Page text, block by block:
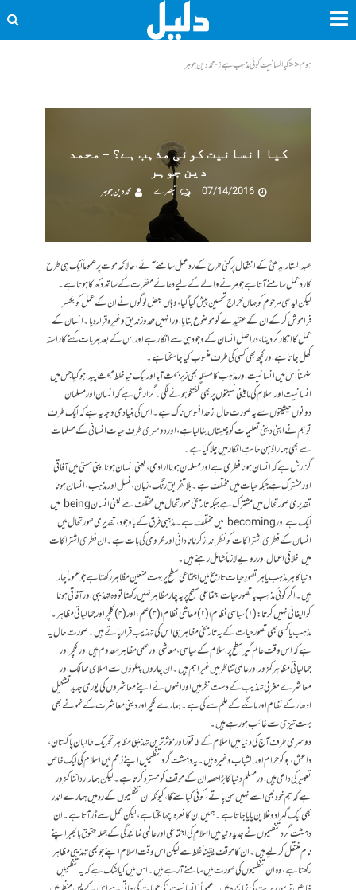
ہوم<<کیا انسانیت کوئی مذہب ہے؟ - محمد دین جوہر
کیا انسانیت کوئی مذہب ہے؟ – محمد
دین جوہر
07/14/2016
تبصرے محمد دین جوہر
عبد الستار ایدھیؒ کے انتقال پر کئی طرح کے رد عمل سامنے آئے، حالانکہ موت پر عموماً ایک ہی طرح
کا رد عمل سامنے آتا ہے جو مرنے والے کے لیے دعائے مغفرت کے ساتھ دکھ کا ہوتا ہے۔
لیکن ایدھی مرحوم کو جہاں خراج تحسین پیش کیا گیا، وہاں بعض لوگوں نے ان کے عمل کو یکسر
فراموش کرکے ان کے عقیدے کو موضوع بنایا اور انہیں ملحد و زندیق وغیرہ قرار دیا۔ انسان کے
عمل کا انکار کر دینا، دراصل انسان کے وجود ہی سے انکار ہے اور اس کے بعد ہر بات کہنے کا راستہ
کھل جاتا ہے اور کچھ بھی کسی کی طرف منسوب کیا جا سکتا ہے۔
ضمناً اس میں انسانیت اور مذہب کا مسئلہ بھی زیر بحث آیا اور ایک نیا خلط مبحث پیدا ہو گیا جس میں
انسانیت اور اسلام کی مابینی نسبتوں پر بھی گفتگو ہونے لگی۔ گزارش ہے کہ انسان اور مسلمان
دونوں حیثیتوں سے یہ صورت حال ازحد افسوس ناک ہے۔ اس کی بنیادی وجہ یہ ہے کہ ایک طرف
تو ہم نے اپنی دینی تعلیمات کو چیستاں بنا لیا ہے، اور دوسری طرف حیاتِ انسانی کے مسلمات
سے بھی ہمارا ذہن حالتِ انکار میں چلا گیا ہے۔
گزارش ہے کہ انسان ہونا فطری ہے اور مسلمان ہونا ارادی، یعنی انسان ہونا اپنی ہستی میں آفاقی
اور مشترک ہے جبکہ حیات میں مختلف ہے۔ بلا تفریق رنگ، زبان، نسل اور مذہب، انسان ہونا
تقدیری صورتحال میں مشترک ہے جبکہ تاریخی صورتحال میں مختلف ہے یعنی انسان being میں
ایک ہے اور becoming میں مختلف ہے۔ مذہبی فرق کے باوجود، تقدیری صورتحال میں
انسان کے فطری اشتراکات کو نظر انداز کرنا نادانی اور محرومی کی بات ہے۔ ان فطری اشتراکات
میں اخلاقی اعمال اور رویے لازماً شامل رہتے ہیں۔
دنیا کا ہر مذہب یا ہر تصورِ حیات تاریخ میں اجتماعی سطح پر بہت متعین مظاہر رکھتا ہے جو عموماً چار
ہیں۔ اگر کوئی مذہب یا تصور حیات اجتماعی سطح پر یہ چار مظاہر نہیں رکھتا تو وہ تہذیبی اور آفاقی ہونا
کوالیفائی نہیں کرتا: (۱) سیاسی نظام؛ (۲) معاشی نظام؛ (۳) علم، اور (۴) کلچر اور جمالیاتی مظاہر۔
مذہب یا کسی بھی تصور حیات کے یہ تاریخی مظاہر ہی اس کی تہذیب قرار پاتے ہیں۔ صورت حال یہ
ہے کہ اس وقت عالم گیر سطح پر اسلام کے سیاسی، معاشی اور علمی مظاہر معدوم ہیں اور کلچر اور
جمالیاتی مظاہر کمزور اور عالمی تناظر میں غیر اہم ہیں۔ ان چاروں پہلوؤں سے اسلامی ممالک اور
معاشرے مغربی تہذیب کے دست نگر ہیں اور انہوں نے اپنے معاشروں کی پوری جدید تشکیل
ادھار کے نظام اور مانگے کے علم سے کی ہے۔ ہمارے کلچر اور دینی معاشرت کے نمونے بھی
بہت تیزی سے غائب ہو رہے ہیں۔
دوسری طرف آج کی دنیا میں اسلام کے طاقتور اور مؤثر ترین تہذیبی مظاہر تحریک طالبان پاکستان،
داعش، بوکوحرام اور الشباب وغیرہ ہیں۔ یہ دہشت گرد تنظیمیں اپنے زعم میں اسلام کی ایک خاص
تعبیر کی داعی ہیں اور مسلم دنیا کا بڑا حصہ ان کے موقف کو مسترد کرتا ہے۔ لیکن ہمارا رد اتنا کمزور
ہے کہ ہم خود بھی اسے نہیں سن پاتے، کوئی کیا سنے گا، کیونکہ ان تنظیموں کے رد میں ہمارے اندر
بھی ایک گہرا دوغلا پن پایا جاتا ہے۔ ہمیں ان کا نعرہ اچھا لگتا ہے، لیکن عمل سے ڈر آتا ہے۔ ان
دہشت گرد تنظیموں نے جدید دنیا میں اسلام کی اجتماعی اور عالمی نمائندگی کے جملہ حقوق بالجبر اپنے
نام منتقل کر لیے ہیں۔ ان کا موقف یقیناً غلط ہے لیکن اس وقت اسلام اپنے جو بھی تہذیبی مظاہر
رکھتا ہے، وہ ان تنظیموں کی صورت میں سامنے آ رہے ہیں۔ اس میں کیا شک ہے کہ یہ تنظیمیں